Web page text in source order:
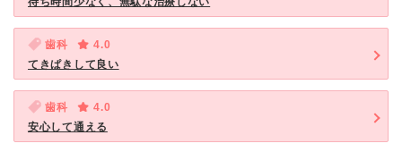
歯科
4.0
てきぱきして良い
歯科
4.0
安心して通える